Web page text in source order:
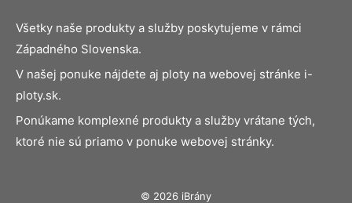
Všetky naše produkty a služby poskytujeme v rámci
Západného Slovenska.
V našej ponuke nájdete aj ploty na webovej stránke i-
ploty.sk.
Ponúkame komplexné produkty a služby vrátane tých,
ktoré nie sú priamo v ponuke webovej stránky.
© 2026 iBrány